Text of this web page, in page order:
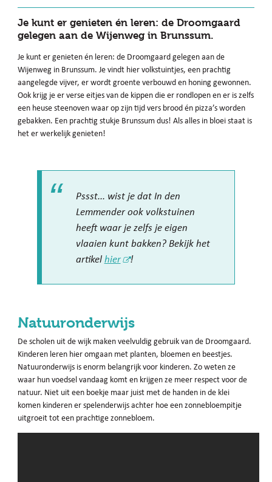
Je kunt er genieten én leren: de Droomgaard
gelegen aan de Wijenweg in Brunssum.
Je kunt er genieten én leren: de Droomgaard gelegen aan de
Wijenweg in Brunssum. Je vindt hier volkstuintjes, een prachtig
aangelegde vijver, er wordt groente verbouwd en honing gewonnen.
Ook krijg je er verse eitjes van de kippen die er rondlopen en er is zelfs
een heuse steenoven waar op zijn tijd vers brood én pizza’s worden
gebakken. Een prachtig stukje Brunssum dus! Als alles in bloei staat is
het er werkelijk genieten!
Pssst... wist je dat In den
Lemmender ook volkstuinen
heeft waar je zelfs je eigen
vlaaien kunt bakken? Bekijk het
artikelhier !
Natuuronderwijs
De scholen uit de wijk maken veelvuldig gebruik van de Droomgaard.
Kinderen leren hier omgaan met planten, bloemen en beestjes.
Natuuronderwijs is enorm belangrijk voor kinderen. Zo weten ze
waar hun voedsel vandaag komt en krijgen ze meer respect voor de
natuur. Niet uit een boekje maar juist met de handen in de klei
komen kinderen er spelenderwijs achter hoe een zonnebloempitje
uitgroeit tot een prachtige zonnebloem.